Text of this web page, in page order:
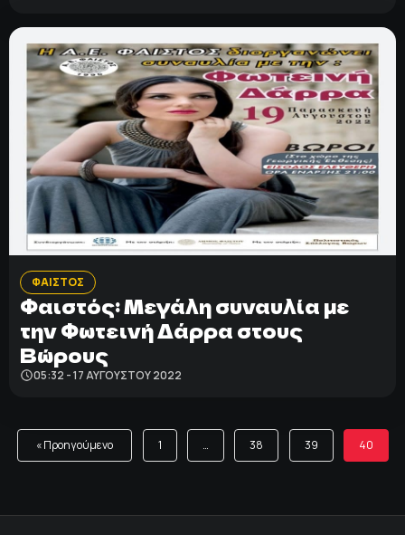
ΦΑΙΣΤΟΣ
Φαιστός: Μεγάλη συναυλία με
την Φωτεινή Δάρρα στους
Βώρους
05:32 - 17 ΑΥΓΟΎΣΤΟΥ 2022
« Προηγούμενο 1 … 38 39 40